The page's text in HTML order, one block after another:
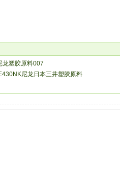
龙塑胶原料007
尼龙日本三井塑胶原料